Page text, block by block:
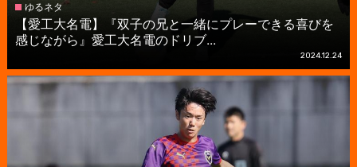
ゆるネタ
【愛工大名電】『双子の兄と一緒にプレーできる喜びを
感じながら』愛工大名電のドリブ...
2024.12.24